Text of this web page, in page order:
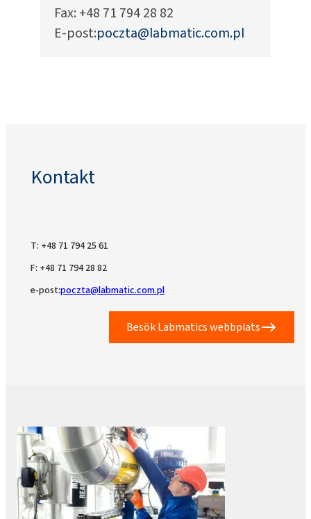
Fax: +48 71 794 28 82
E-post:poczta@labmatic.com.pl
Kontakt
T: +48 71 794 25 61
F: +48 71 794 28 82
e-post:poczta@labmatic.com.pl
Besök Labmatics webbplats